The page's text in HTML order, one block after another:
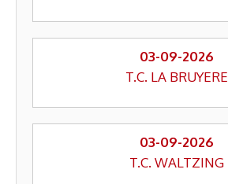
03-09-2026
T.C. LA BRUYERE
03-09-2026
T.C. WALTZING